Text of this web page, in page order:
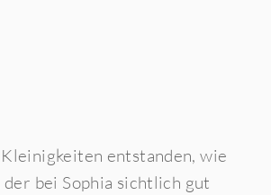
entstanden, wie
bei Sophia sichtlich gut